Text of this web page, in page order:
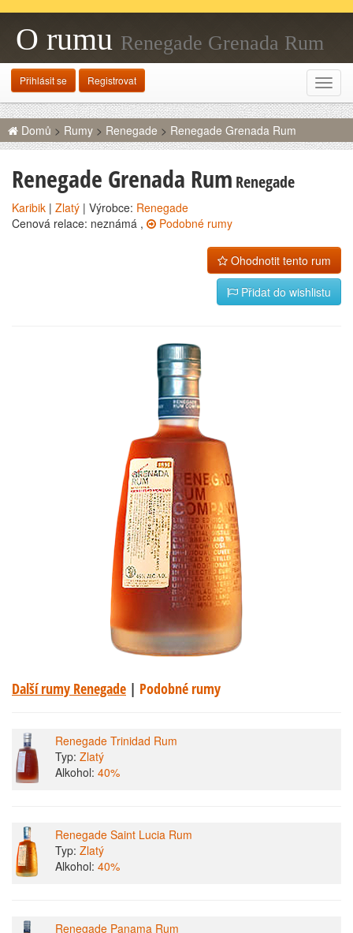
O rumu Renegade Grenada Rum
Přihlásit se Registrovat
Domů > Rumy > Renegade > Renegade Grenada Rum
Renegade Grenada Rum Renegade
Karibik | Zlatý | Výrobce: Renegade
Cenová relace: neznámá ,
Podobné rumy
Ohodnotit tento rum
Přidat do wishlistu
Další rumy Renegade | Podobné rumy
Renegade Trinidad Rum
Typ: Zlatý
Alkohol: 40%
Renegade Saint Lucia Rum
Typ: Zlatý
Alkohol: 40%
Renegade Panama Rum